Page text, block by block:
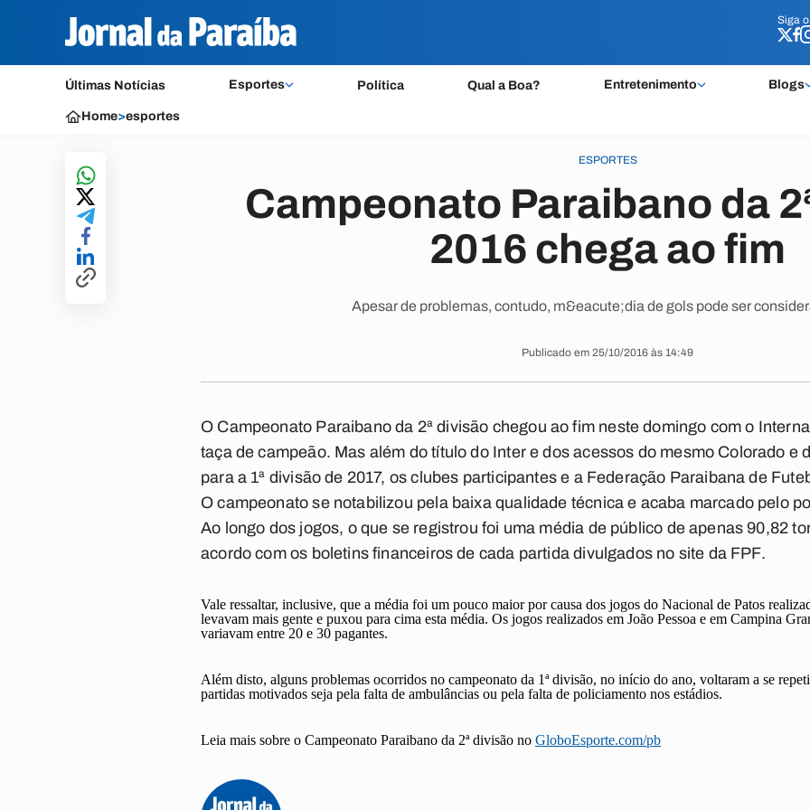
Siga o
Últimas Notícias Esportes Política Qual a Boa? Entretenimento Blogs
Siga o
Home>esportes
ESPORTES
Campeonato Paraibano da
2016 chega ao fim
Apesar de problemas, contudo, m&eacute;dia de gols pode ser
Publicado em 25/10/2016 às 14:49
O Campeonato Paraibano da 2ª divisão chegou ao fim neste domingo com o
taça de campeão. Mas além do título do Inter e dos acessos do mesmo Colorado e
para a 1ª divisão de 2017, os clubes participantes e a Federação Paraibana de
O campeonato se notabilizou pela baixa qualidade técnica e acaba marcado pelo
Ao longo dos jogos, o que se registrou foi uma média de público de apenas 90,82
acordo com os boletins financeiros de cada partida divulgados no site da FPF.
Vale ressaltar, inclusive, que a média foi um pouco maior por causa dos jogos do Nacional de Patos
levavam mais gente e puxou para cima esta média. Os jogos realizados em João Pessoa e em Campina
variavam entre 20 e 30 pagantes.
Além disto, alguns problemas ocorridos no campeonato da 1ª divisão, no início do ano, voltaram a se
partidas motivados seja pela falta de ambulâncias ou pela falta de policiamento nos estádios.
Leia mais sobre o Campeonato Paraibano da 2ª divisão no GloboEsporte.com/pb